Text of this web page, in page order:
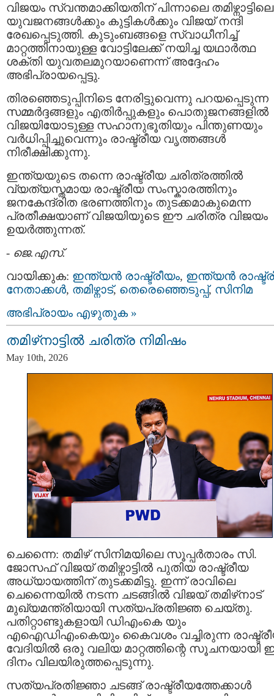
വിജയം സ്വന്തമാക്കിയതിന് പിന്നാലെ തമിഴ്നാട്ടിലെ
യുവജനങ്ങൾക്കും കുട്ടികൾക്കും വിജയ് നന്ദി
രേഖപ്പെടുത്തി. കുടുംബങ്ങളെ സ്വാധീനിച്ച്
മാറ്റത്തിനായുള്ള വോട്ടിലേക്ക് നയിച്ച യഥാർത്ഥ
ശക്തി യുവതലമുറയാണെന്ന് അദ്ദേഹം
അഭിപ്രായപ്പെട്ടു.
തിരഞ്ഞെടുപ്പിനിടെ നേരിട്ടുവെന്നു പറയപ്പെടുന്ന
സമ്മർദ്ദങ്ങളും എതിർപ്പുകളും പൊതുജനങ്ങളിൽ
വിജയിയോടുള്ള സഹാനുഭൂതിയും പിന്തുണയും
വർധിപ്പിച്ചുവെന്നും രാഷ്ട്രീയ വൃത്തങ്ങൾ
നിരീക്ഷിക്കുന്നു.
ഇന്ത്യയുടെ തന്നെ രാഷ്ട്രീയ ചരിത്രത്തിൽ
വ്യത്യസ്തമായ രാഷ്ട്രീയ സംസ്കാരത്തിനും
ജനകേന്ദ്രിത ഭരണത്തിനും തുടക്കമാകുമെന്ന
പ്രതീക്ഷയാണ് വിജയിയുടെ ഈ ചരിത്ര വിജയം
ഉയർത്തുന്നത്.
- ജെ.എസ്.
വായിക്കുക: ഇന്ത്യന്‍ രാഷ്ട്രീയം, ഇന്ത്യന്‍
നേതാക്കള്‍, തമിഴ്നാട്, തെരെഞ്ഞെടുപ്പ്, സിനിമ
അഭിപ്രായം എഴുതുക »
തമിഴ്‌നാട്ടില്‍ ചരിത്ര നിമിഷം
May 10th, 2026
ചെന്നൈ: തമിഴ് സിനിമയിലെ സൂപ്പർതാരം സി.
ജോസഫ് വിജയ് തമിഴ്നാട്ടിൽ പുതിയ രാഷ്ട്രീയ
അധ്യായത്തിന് തുടക്കമിട്ടു. ഇന്ന് രാവിലെ
ചെന്നൈയിൽ നടന്ന ചടങ്ങിൽ വിജയ് തമിഴ്‌നാട്
മുഖ്യമന്ത്രിയായി സത്യപ്രതിജ്ഞ ചെയ്തു.
പതിറ്റാണ്ടുകളായി ഡിഎംകെ യും
എഐഡിഎംകെയും കൈവശം വച്ചിരുന്ന
വേദിയിൽ ഒരു വലിയ മാറ്റത്തിന്റെ സൂചനയായി
ദിനം വിലയിരുത്തപ്പെടുന്നു.
സത്യപ്രതിജ്ഞാ ചടങ്ങ് രാഷ്ട്രീയത്തേക്കാൾ